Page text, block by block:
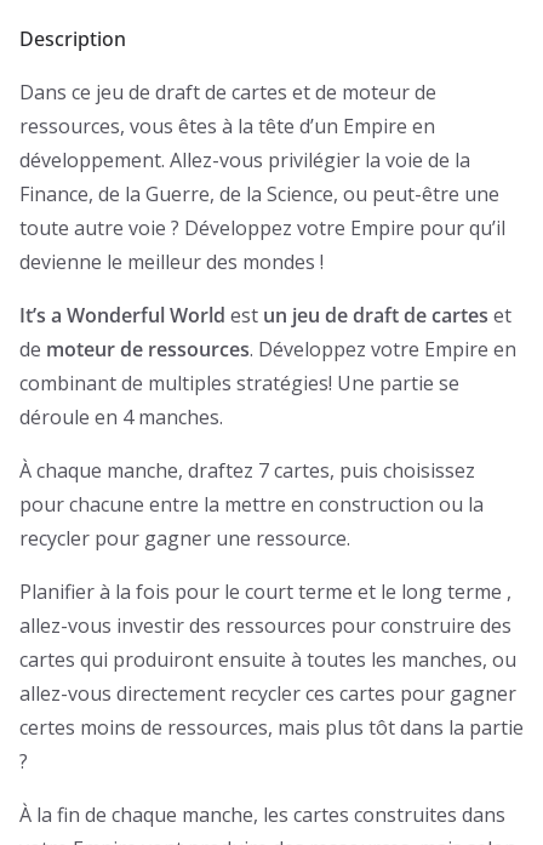
Description
Dans ce jeu de draft de cartes et de moteur de
ressources, vous êtes à la tête d’un Empire en
développement. Allez-vous privilégier la voie de la
Finance, de la Guerre, de la Science, ou peut-être une
toute autre voie ? Développez votre Empire pour qu’il
devienne le meilleur des mondes !
It’s a Wonderful World est un jeu de draft de cartes et
de moteur de ressources. Développez votre Empire en
combinant de multiples stratégies! Une partie se
déroule en 4 manches.
À chaque manche, draftez 7 cartes, puis choisissez
pour chacune entre la mettre en construction ou la
recycler pour gagner une ressource.
Planifier à la fois pour le court terme et le long terme ,
allez-vous investir des ressources pour construire des
cartes qui produiront ensuite à toutes les manches, ou
allez-vous directement recycler ces cartes pour gagner
certes moins de ressources, mais plus tôt dans la partie
?
À la fin de chaque manche, les cartes construites dans